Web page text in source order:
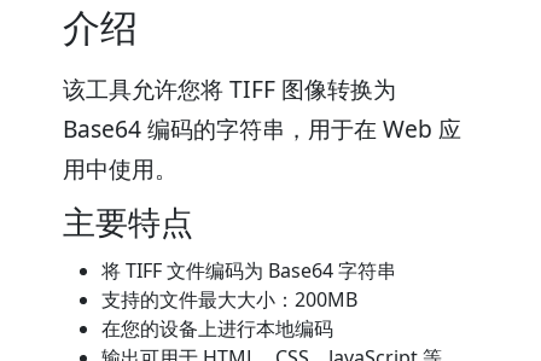
介绍
该工具允许您将 TIFF 图像转换为
Base64 编码的字符串，用于在 Web 应
用中使用。
主要特点
将 TIFF 文件编码为 Base64 字符串
支持的文件最大大小：200MB
在您的设备上进行本地编码